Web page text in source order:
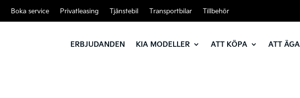
Boka service Privatleasing Tjänstebil Transportbilar Tillbehör
ERBJUDANDEN KIA MODELLER ATT KÖPA ATT ÄGA